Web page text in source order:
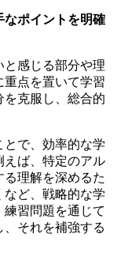
なポイントを明確
と感じる部分や理
点を置いて学習
を克服し、総合的
とで、効率的な学
えば、特定のアル
理解を深めるた
ど、戦略的な学
習問題を通じて
それを補強する